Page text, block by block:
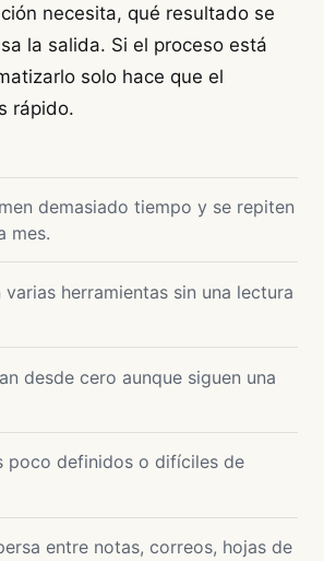
necesita, qué resultado se
la salida. Si el proceso está
solo hace que el
rápido.
demasiado tiempo y se repiten
mes.
herramientas sin una lectura
desde cero aunque siguen una
poco definidos o difíciles de
entre notas, correos, hojas de